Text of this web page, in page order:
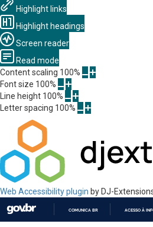
Highlight links
Highlight headings
Screen reader
Read mode
Content scaling 100%
Font size 100%
Line height 100%
Letter spacing 100%
Web Accessibility plugin by DJ-
COMUNICA BR ACESSO À